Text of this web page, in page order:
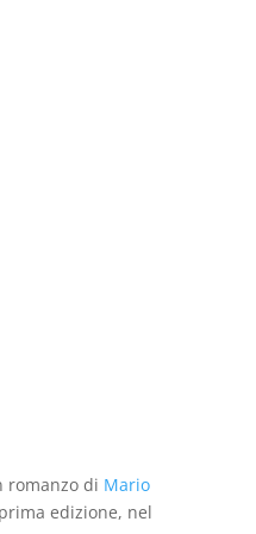
romanzo di Mario
edizione, nel